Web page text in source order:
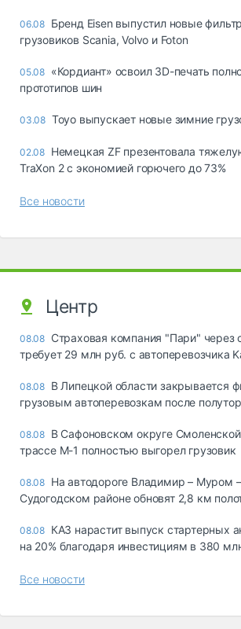
06.08 Бренд Eisen выпустил новые
грузовиков Scania, Volvo и Foton
05.08 «Кордиант» освоил 3D-печать
прототипов шин
03.08 Toyo выпускает новые зимние
02.08 Немецкая ZF презентовала
TraXon 2 с экономией горючего до 73%
Все новости
Центр
08.08 Страховая компания "Пари" через
требует 29 млн руб. с автоперевозчика
08.08 В Липецкой области закрывается
грузовым автоперевозкам после
08.08 В Сафоновском округе
трассе М-1 полностью выгорел грузовик
08.08 На автодороге Владимир – Муром
Судогодском районе обновят 2,8 км
08.08 КАЗ нарастит выпуск стартерных
на 20% благодаря инвестициям в 380
Все новости